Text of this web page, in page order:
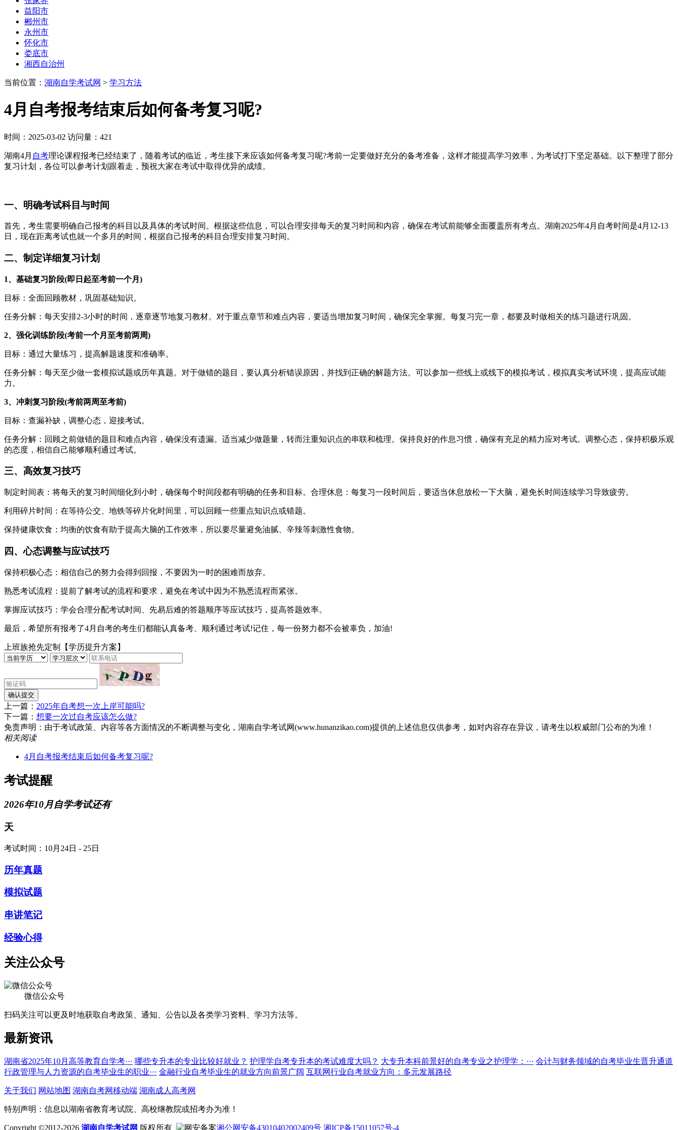
益阳市
郴州市
永州市
怀化市
娄底市
湘西自治州
当前位置： 湖南自学考试网 > 学习方法
4月自考报考结束后如何备考复习呢?
时间：2025-03-02 访问量：421
湖南4月 自考理论课程报考已经结束了，随着考试的临近，考生接下来应该如何备考复习呢?考前一定要做好充分的备考准备，这样才能提高学习效率，为考试打下坚定基础。以下整理了部分
复习计划，各位可以参考计划跟着走，预祝大家在考试中取得优异的成绩。
一、明确考试科目与时间
首先，考生需要明确自己报考的科目以及具体的考试时间。根据这些信息，可以合理安排每天的复习时间和内容，确保在考试前能够全面覆盖所有考点。湖南2025年4月自考时间是4月12-13
日，现在距离考试也就一个多月的时间，根据自己报考的科目合理安排复习时间。
二、制定详细复习计划
1、基础复习阶段(即日起至考前一个月)
‌目标‌：全面回顾教材，巩固基础知识。
‌任务分解‌：每天安排2-3小时的时间，逐章逐节地复习教材。对于重点章节和难点内容，要适当增加复习时间，确保完全掌握。每复习完一章，都要及时做相关的练习题进行巩固。
2、强化训练阶段(考前一个月至考前两周)
‌目标‌：通过大量练习，提高解题速度和准确率。
‌任务分解‌：每天至少做一套模拟试题或历年真题。对于做错的题目，要认真分析错误原因，并找到正确的解题方法。可以参加一些线上或线下的模拟考试，模拟真实考试环境，提高应试能
力。
3、冲刺复习阶段(考前两周至考前)
‌目标‌：查漏补缺，调整心态，迎接考试。
‌任务分解‌：回顾之前做错的题目和难点内容，确保没有遗漏。适当减少做题量，转而注重知识点的串联和梳理。保持良好的作息习惯，确保有充足的精力应对考试。调整心态，保持积极乐观
的态度，相信自己能够顺利通过考试。
三、高效复习技巧
制定时间表‌：将每天的复习时间细化到小时，确保每个时间段都有明确的任务和目标。‌合理休息‌：每复习一段时间后，要适当休息放松一下大脑，避免长时间连续学习导致疲劳。
‌利用碎片时间‌：在等待公交、地铁等碎片化时间里，可以回顾一些重点知识点或错题。
‌保持健康饮食‌：均衡的饮食有助于提高大脑的工作效率，所以要尽量避免油腻、辛辣等刺激性食物。
四、心态调整与应试技巧
‌保持积极心态‌：相信自己的努力会得到回报，不要因为一时的困难而放弃。
‌熟悉考试流程‌：提前了解考试的流程和要求，避免在考试中因为不熟悉流程而紧张。
‌掌握应试技巧‌：学会合理分配考试时间、先易后难的答题顺序等应试技巧，提高答题效率。
最后，希望所有报考了4月自考的考生们都能认真备考、顺利通过考试!记住，每一份努力都不会被辜负，加油!
上班族抢先定制【学历提升方案】
确认提交
上一篇： 2025年自考想一次上岸可能吗?
下一篇： 想要一次过自考应该怎么做?
免责声明：由于考试政策、内容等各方面情况的不断调整与变化，湖南自学考试网(www.hunanzikao.com)提供的上述信息仅供参考，如对内容存在异议，请考生以权威部门公布的为准！
相关阅读
4月自考报考结束后如何备考复习呢?
考试提醒
2026年10月自学考试还有
天
考试时间：10月24日 - 25日
历年真题
模拟试题
串讲笔记
经验心得
关注公众号
微信公众号
扫码关注可以更及时地获取自考政策、通知、公告以及各类学习资料、学习方法等。
最新资讯
湖南省2025年10月高等教育自学考··· 哪些专升本的专业比较好就业？ 护理学自考专升本的考试难度大吗？ 大专升本科前景好的自考专业之护理学：··· 会计与财务领域的自考毕业生晋升通道
行政管理与人力资源的自考毕业生的职业··· 金融行业自考毕业生的就业方向前景广阔 互联网行业自考就业方向：多元发展路径
关于我们 网站地图 湖南自考网移动端 湖南成人高考网
特别声明：信息以湖南省教育考试院、高校继教院或招考办为准！
Copyright ©2012-2026 湖南自学考试网 版权所有 湘公网安备43010402002409号 湘ICP备15011057号-4